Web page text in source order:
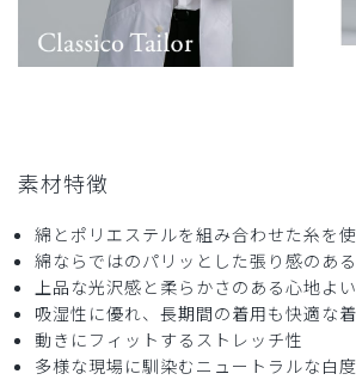
シャープなラインで、痩せてみえること
いることがうれしかったようです。
ご購入者様
購入確認済み
年齢: 70代 身長: 166-170cm 体重:
素材特徴
綿とポリエステルを組み合わせた糸を
綿ならではのパリッとした張り感のあ
上品な光沢感と柔らかさのある心地よ
吸湿性に優れ、長期間の着用も快適な
動きにフィットするストレッチ性
多様な現場に馴染むニュートラルな白度